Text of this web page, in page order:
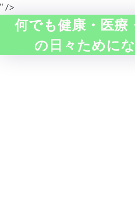
" />
何でも健康・医療
の日々ために